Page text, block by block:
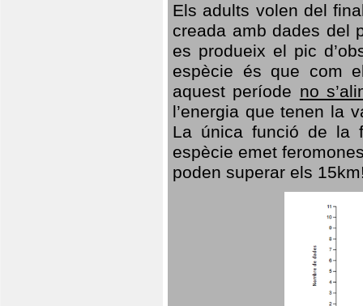
Els adults volen del
creada amb dades del
es produeix el pic
espècie és que com
aquest període no
l’energia que tenen la
La única funció de la
espècie emet
poden superar els